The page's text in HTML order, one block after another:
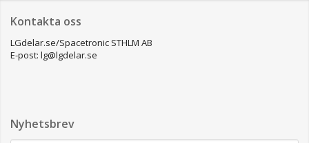
Kontakta oss
LGdelar.se/Spacetronic STHLM AB
E-post: lg@lgdelar.se
Nyhetsbrev